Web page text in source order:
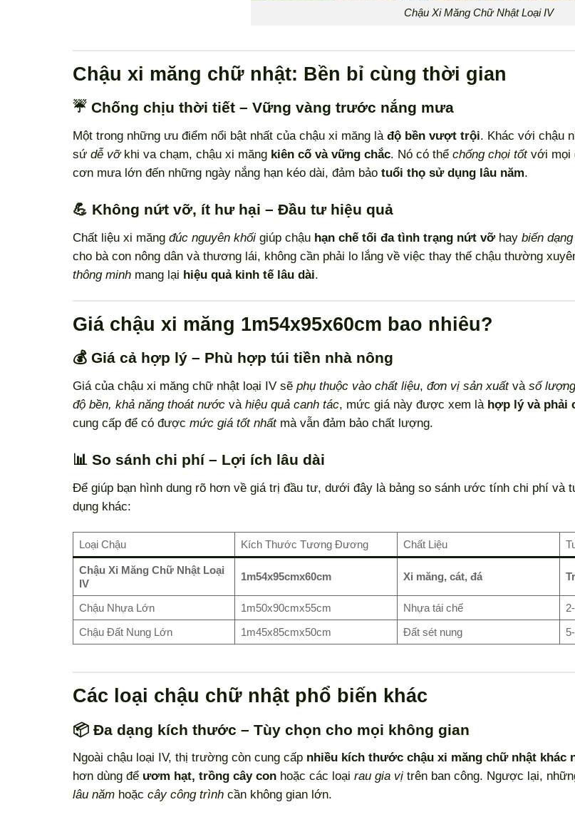
Chậu Xi Măng Chữ Nhật Loại IV
Chậu xi măng chữ nhật: Bền bỉ cùng thời gian
☔ Chống chịu thời tiết – Vững vàng trước nắng mưa
Một trong những ưu điểm nổi bật nhất của chậu xi măng là độ bền vượt trội. Khác với chậu
sứ dễ vỡkhi va chạm, chậu xi măng kiên cố và vững chắc. Nó có thể chống chọi tốtvới mọi
cơn mưa lớn đến những ngày nắng hạn kéo dài, đảm bảo tuổi thọ sử dụng lâu năm.
💪 Không nứt vỡ, ít hư hại – Đầu tư hiệu quả
Chất liệu xi măng đúc nguyên khối giúp chậu hạn chế tối đa tình trạng nứt vỡhay biến dạng
cho bà con nông dân và thương lái, không cần phải lo lắng về việc thay thế chậu thường
thông minh mang lại hiệu quả kinh tế lâu dài.
Giá chậu xi măng 1m54x95x60cm bao nhiêu?
💰 Giá cả hợp lý – Phù hợp túi tiền nhà nông
Giá của chậu xi măng chữ nhật loại IV sẽ phụ thuộc vào chất liệu, đơn vị sản xuấtvà số
độ bền, khả năng thoát nước và hiệu quả canh tác, mức giá này được xem là hợp lý và phải
cung cấp để có được mức giá tốt nhấtmà vẫn đảm bảo chất lượng.
📊 So sánh chi phí – Lợi ích lâu dài
Để giúp bạn hình dung rõ hơn về giá trị đầu tư, dưới đây là bảng so sánh ước tính chi phí và
dụng khác:
Loại Chậu Kích Thước Tương Đương Chất Liệu
Chậu Xi Măng Chữ Nhật Loại
IV
1m54x95cmx60cm Xi măng, cát, đá
Chậu Nhựa Lớn 1m50x90cmx55cm Nhựa tái chế
Chậu Đất Nung Lớn
1m45x85cmx50cm Đất sét nung
Các loại chậu chữ nhật phổ biến khác
📦 Đa dạng kích thước – Tùy chọn cho mọi không gian
Ngoài chậu loại IV, thị trường còn cung cấp nhiều kích thước chậu xi măng chữ nhật khác
hơn dùng để ươm hạt, trồng cây con hoặc các loại rau gia vị trên ban công. Ngược lại,
lâu năm hoặc cây công trình cần không gian lớn.